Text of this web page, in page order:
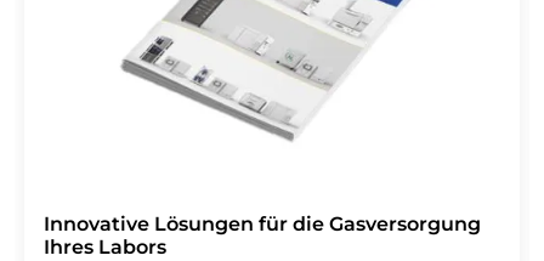
Innovative Lösungen für die Gasversorgung
Ihres Labors